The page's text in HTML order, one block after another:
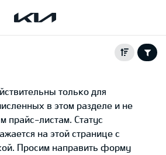
только для
в этом разделе и не
прайс-листам. Статус
на этой странице с
Просим направить форму